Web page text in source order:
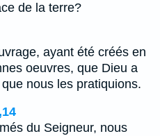
de la terre?
ayant été créés en
oeuvres, que Dieu a
nous les pratiquions.
du Seigneur, nous